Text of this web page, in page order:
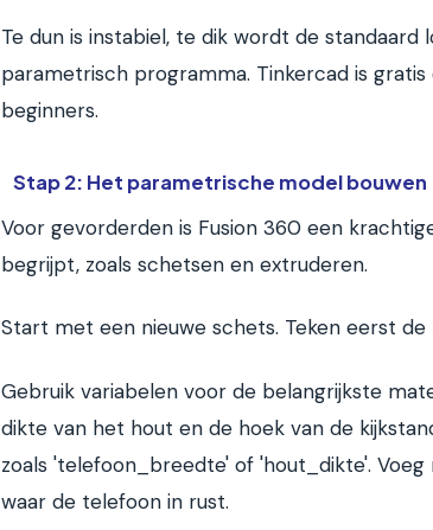
Te dun is instabiel, te dik wordt de standaard
parametrisch programma. Tinkercad is
beginners.
Stap 2: Het parametrische model bouwen
Voor gevorderden is Fusion 360 een
begrijpt, zoals schetsen en extruderen.
Start met een nieuwe schets. Teken eerst de
Gebruik variabelen voor de belangrijkste
dikte van het hout en de hoek van de
zoals 'telefoon_breedte' of 'hout_dikte'.
waar de telefoon in rust.